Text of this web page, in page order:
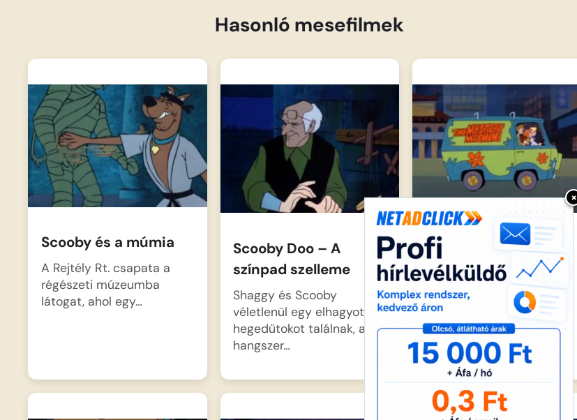
×
Hasonló mesefilmek
Scooby és a múmia
A Rejtély Rt. csapata a
régészeti múzeumba
látogat, ahol egy…
Scooby Doo – A
színpad szelleme
Shaggy és Scooby
véletlenül egy elhagyott
hegedűtokot találnak, ami
hangszer…
Scooby Doo – Kínai
kalandok
Shaggy, Scooby és
Scrappy Kínába
látogatnak, ahol
hamarosan egy rejtélyes…